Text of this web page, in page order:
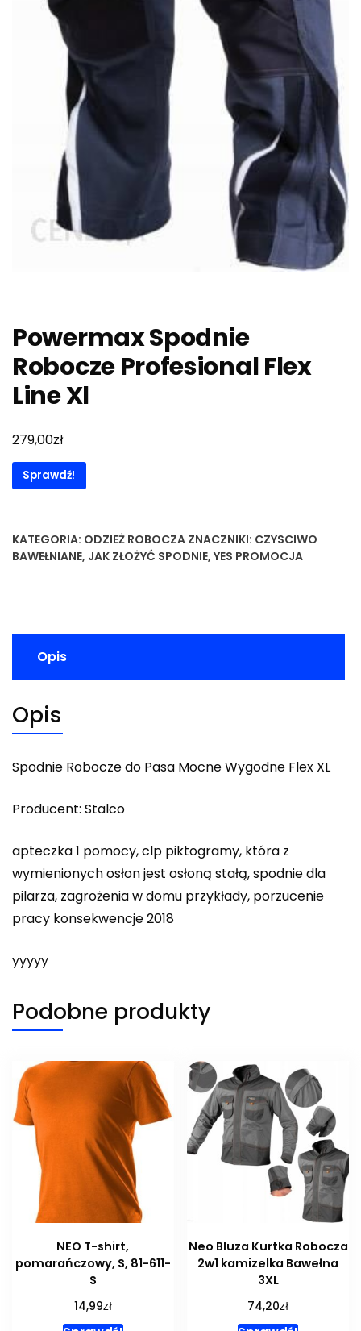
Powermax Spodnie
Robocze Profesional Flex
Line Xl
279,00zł
Sprawdź!
KATEGORIA: ODZIEŻ ROBOCZA ZNACZNIKI: CZYSCIWO
BAWEŁNIANE, JAK ZŁOŻYĆ SPODNIE, YES PROMOCJA
Opis
Opis
Spodnie Robocze do Pasa Mocne Wygodne Flex XL
Producent: Stalco
apteczka 1 pomocy, clp piktogramy, która z
wymienionych osłon jest osłoną stałą, spodnie dla
pilarza, zagrożenia w domu przykłady, porzucenie
pracy konsekwencje 2018
yyyyy
Podobne produkty
NEO T-shirt,
pomarańczowy, S, 81-611-
S
14,99zł
Neo Bluza Kurtka Robocza
2w1 kamizelka Bawełna
3XL
74,20zł